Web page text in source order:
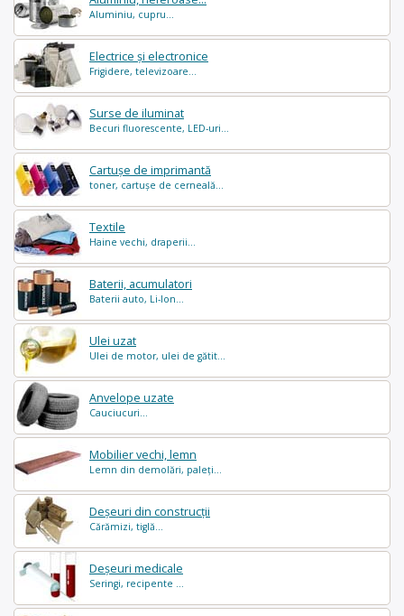
Aluminiu, cupru...
Electrice și electronice
Frigidere, televizoare...
Surse de iluminat
Becuri fluorescente, LED-uri...
Cartușe de imprimantă
toner, cartușe de cerneală...
Textile
Haine vechi, draperii...
Baterii, acumulatori
Baterii auto, Li-Ion...
Ulei uzat
Ulei de motor, ulei de gătit...
Anvelope uzate
Cauciucuri...
Mobilier vechi, lemn
Lemn din demolări, paleți...
Deșeuri din construcții
Cărămizi, tiglă...
Deșeuri medicale
Seringi, recipente ...